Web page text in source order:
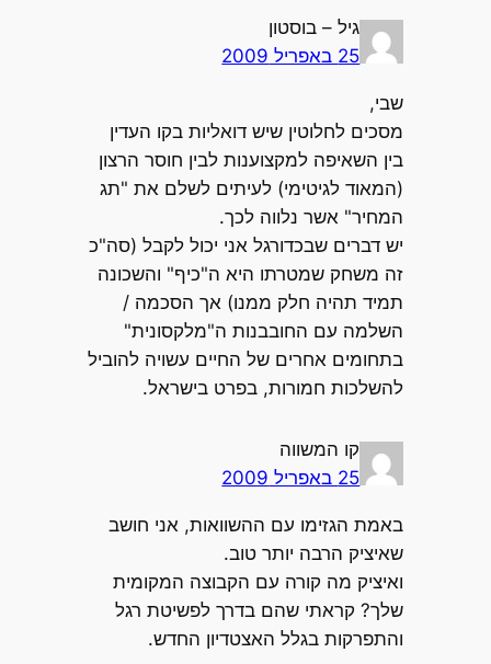
גיל – בוסטון
25 באפריל 2009
שבי,
מסכים לחלוטין שיש דואליות בקו העדין
בין השאיפה למקצוענות לבין חוסר הרצון
(המאוד לגיטימי) לעיתים לשלם את "תג
המחיר" אשר נלווה לכך.
יש דברים שבכדורגל אני יכול לקבל (סה"כ
זה משחק שמטרתו היא ה"כיף" והשכונה
תמיד תהיה חלק ממנו) אך הסכמה /
השלמה עם החובבנות ה"מלקסונית"
בתחומים אחרים של החיים עשויה להוביל
להשלכות חמורות, בפרט בישראל.
קו המשווה
25 באפריל 2009
באמת הגזימו עם ההשוואות, אני חושב
שאיציק הרבה יותר טוב.
ואיציק מה קורה עם הקבוצה המקומית
שלך? קראתי שהם בדרך לפשיטת רגל
והתפרקות בגלל האצטדיון החדש.